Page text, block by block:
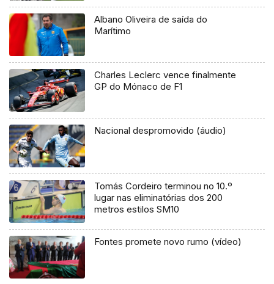
Albano Oliveira de saída do
Marítimo
Charles Leclerc vence finalmente
GP do Mónaco de F1
Nacional despromovido (áudio)
Tomás Cordeiro terminou no 10.º
lugar nas eliminatórias dos 200
metros estilos SM10
Fontes promete novo rumo (vídeo)